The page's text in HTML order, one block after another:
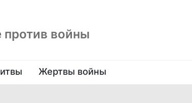
против войны
Жертвы войны